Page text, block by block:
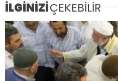
İLGİNİZİÇEKEBİLİR